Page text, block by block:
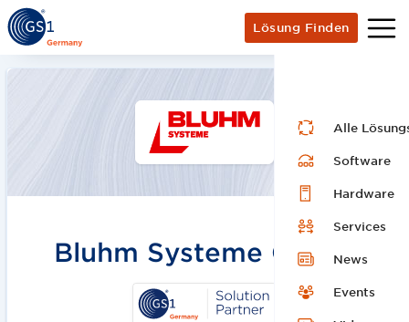
Lösung Finden
Alle
Software
Hardware
Services
News
Events
Bluhm Systeme GmbH